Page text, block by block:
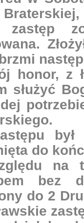
zastęp
honor, z
służyć
do
na
bez
do 2